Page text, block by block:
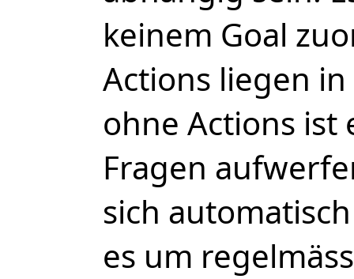
keinem Goal
Actions liegen
ohne Actions
Fragen
sich
es um